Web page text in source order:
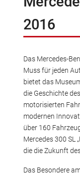
2016
Das Mercedes-
Muss für jeden
bietet das
die Geschichte
motorisierten
modernen
über 160
Mercedes 300 SL
die die Zukunft
Das Besondere